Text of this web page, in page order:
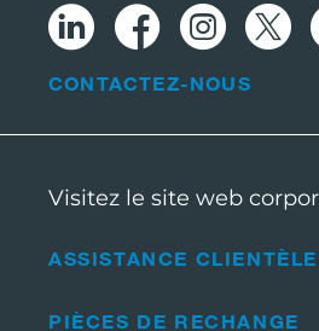
ASSISTANCE CLIENTÈLE
PIÈCES DE RECHANGE
CONTACTEZ-NOUS
Visitez le site web